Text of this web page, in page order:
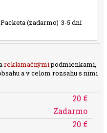
(zadarmo) 3-5 dní
reklamačnýmipodmienkami,
a v celom rozsahu s nimi
20 €
Zadarmo
20 €